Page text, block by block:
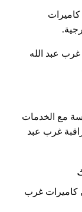
كاميرات
عبد الله
مع الخدمات
غرب عبد
كاميرات غرب